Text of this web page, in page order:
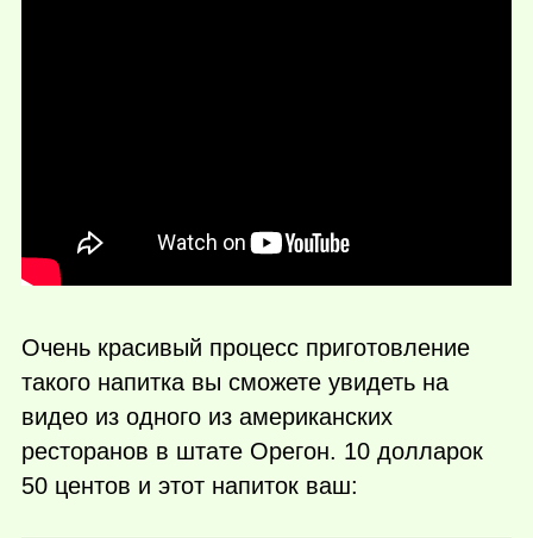
Очень красивый процесс приготовление
такого напитка вы сможете увидеть на
видео из одного из американских
ресторанов в штате Орегон. 10 долларок
50 центов и этот напиток ваш: